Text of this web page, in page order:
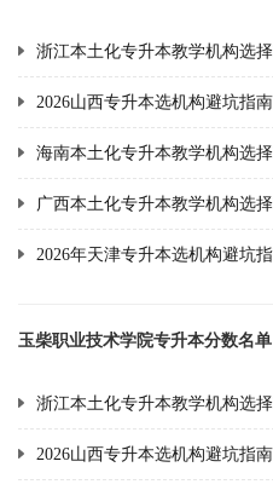
玉柴职业技术学院专升本分数名单